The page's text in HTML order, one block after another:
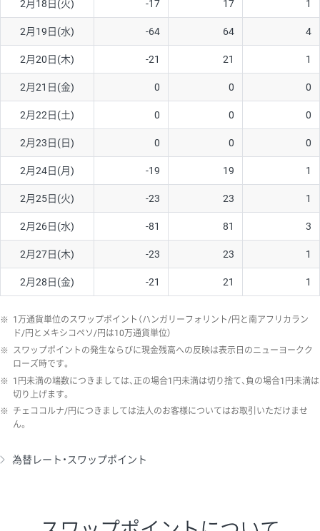
2月18日(火) -17 17 1
2月19日(水) -64 64 4
2月20日(木) -21 21 1
2月21日(金) 0 0 0
2月22日(土) 0 0 0
2月23日(日) 0 0 0
2月24日(月) -19 19 1
2月25日(火) -23 23 1
2月26日(水) -81 81 3
2月27日(木) -23 23 1
2月28日(金) -21 21 1
※ 1万通貨単位のスワップポイント（ハンガリーフォリント/円と南アフリカラン
ド/円とメキシコペソ/円は10万通貨単位）
※ スワップポイントの発生ならびに現金残高への反映は表示日のニューヨークク
ローズ時です。
※ 1円未満の端数につきましては、正の場合1円未満は切り捨て、負の場合1円未満は
切り上げます。
※ チェココルナ/円につきましては法人のお客様についてはお取引いただけませ
ん。
為替レート・スワップポイント